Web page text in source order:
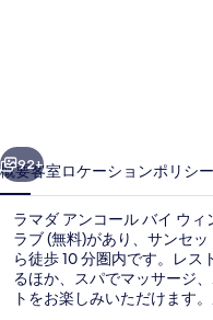
ル
バ
イ
ウ
ィ
次へ
92+
概要客室ロケーションポリシー
ラマダ アンコール バイ ウ
ラブ (無料)があり、サンセ
ら徒歩 10 分圏内です。レ
るほか、スパでマッサージ
トをお楽しみいただけます